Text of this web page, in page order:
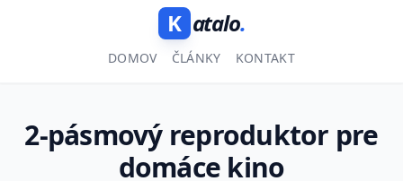
K atalo.
DOMOV ČLÁNKY KONTAKT
2-pásmový reproduktor pre
domáce kino